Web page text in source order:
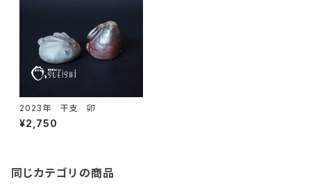
2023年 干支 卯
¥2,750
同じカテゴリの商品